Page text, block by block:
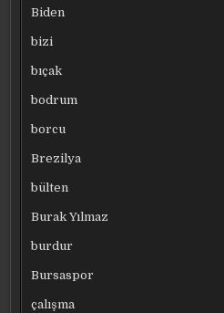
Biden
bizi
bıçak
bodrum
borcu
Brezilya
bülten
Burak Yılmaz
burdur
Bursaspor
çalışma